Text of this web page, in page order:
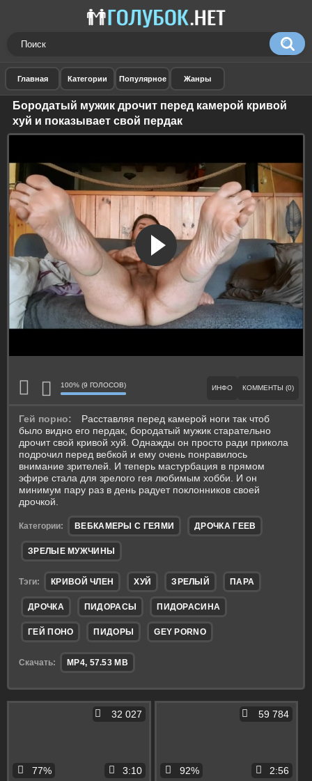
Бородатый мужик дрочит перед камерой кривой
хуй и показывает свой пердак
100% (9 ГОЛОСОВ) ИНФО КОММЕНТЫ (0)
Гей порно:
Расставляя перед камерой ноги так чтоб
было видно его пердак, бородатый мужик старательно
дрочит свой кривой хуй. Однажды он просто ради прикола
подрочил перед вебкой и ему очень понравилось
внимание зрителей. И теперь мастурбация в прямом
эфире стала для зрелого гея любимым хобби. И он
минимум пару раз в день радует поклонников своей
дрочкой.
Категории: ВЕБКАМЕРЫ С ГЕЯМИ ДРОЧКА ГЕЕВ
ЗРЕЛЫЕ МУЖЧИНЫ
Тэги: КРИВОЙ ЧЛЕН ХУЙ ЗРЕЛЫЙ ПАРА
ДРОЧКА ПИДОРАСЫ ПИДОРАСИНА
ГЕЙ ПОНО ПИДОРЫ GEY PORNO
Скачать: MP4, 57.53 MB
77%
32 027
3:10 92%
59 784
2:56